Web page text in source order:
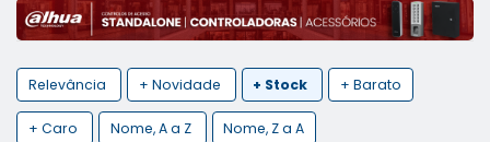
Relevância + Novidade + Stock + Barato
+ Caro Nome, A a Z Nome, Z a A